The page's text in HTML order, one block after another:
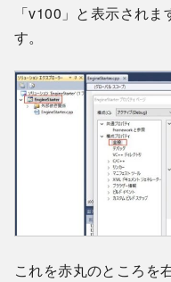
「v100」と表示され
す。
これを赤丸のところを